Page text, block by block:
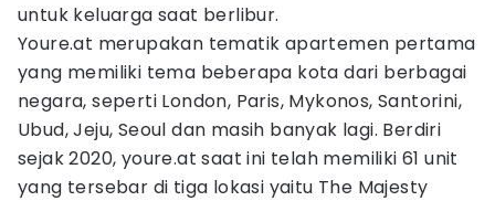
untuk keluarga saat berlibur.
Youre.at merupakan tematik apartemen pertama
yang memiliki tema beberapa kota dari berbagai
negara, seperti London, Paris, Mykonos, Santorini,
Ubud, Jeju, Seoul dan masih banyak lagi. Berdiri
sejak 2020, youre.at saat ini telah memiliki 61 unit
yang tersebar di tiga lokasi yaitu The Majesty